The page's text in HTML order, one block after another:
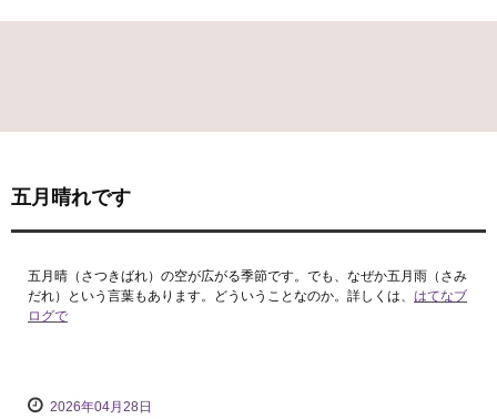
五月晴れです
五月晴（さつきばれ）の空が広がる季節です。でも、なぜか五月雨（さみ
だれ）という言葉もあります。どういうことなのか。詳しくは、 はてなブ
ログで
2026年04月28日